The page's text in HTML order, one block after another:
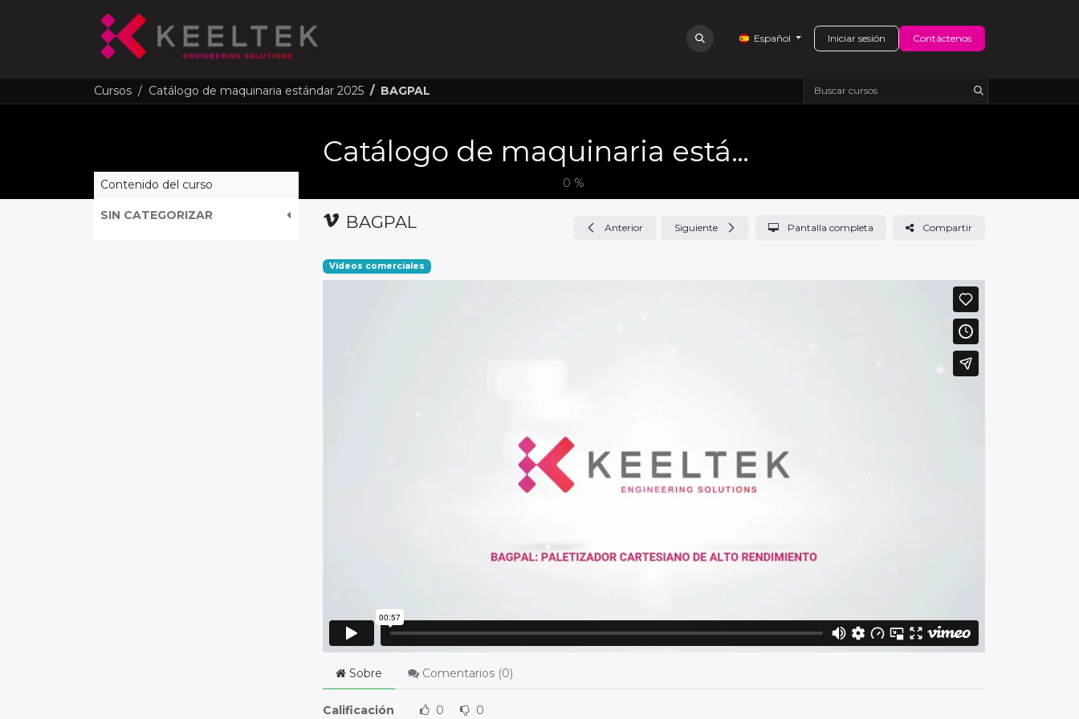
Noticias Contáctenos Cajas y otros envases
Español Iniciar sesión Contáctenos
Cursos Catálogo de maquinaria estándar 2025 BAGPAL
Catálogo de maquinaria estándar 2025
0 %
Contenido del curso
SIN CATEGORIZAR BAGPAL Anterior Siguiente Pantalla completa Compartir
Vídeos comerciales
Sobre Comentarios (0)
Calificación 0 0